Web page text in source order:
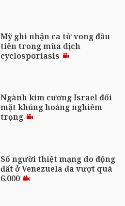
Mỹ ghi nhận ca tử vong đầu
tiên trong mùa dịch
cyclosporiasis
Ngành kim cương Israel đối
mặt khủng hoảng nghiêm
trọng
Số người thiệt mạng do động
đất ở Venezuela đã vượt quá
6.000